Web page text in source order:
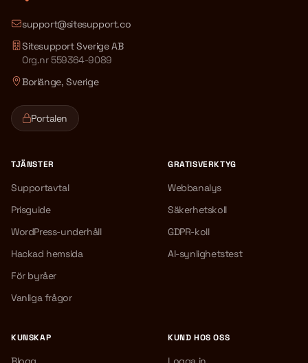
support@sitesupport.co
Sitesupport Sverige AB
Org.nr 559364-9089
Borlänge, Sverige
Portalen
TJÄNSTER
Supportavtal
Prisguide
WordPress-underhåll
Hackad hemsida
För byråer
Vanliga frågor
GRATISVERKTYG
Webbanalys
Säkerhetskoll
GDPR-koll
AI-synlighetstest
KUNSKAP KUND HOS OSS